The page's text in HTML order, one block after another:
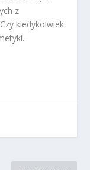
z
kiedykolwiek